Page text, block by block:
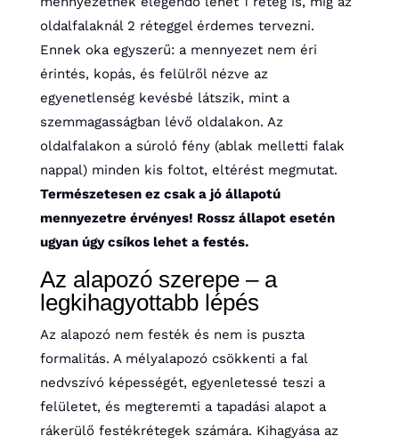
oldalfalaknál 2 réteggel érdemes tervezni.
Ennek oka egyszerű: a mennyezet nem éri
érintés, kopás, és felülről nézve az
egyenetlenség kevésbé látszik, mint a
szemmagasságban lévő oldalakon. Az
oldalfalakon a súroló fény (ablak melletti falak
nappal) minden kis foltot, eltérést megmutat.
Természetesen ez csak a jó állapotú
mennyezetre érvényes! Rossz állapot esetén
ugyan úgy csíkos lehet a festés.
Az alapozó szerepe – a
legkihagyottabb lépés
Az alapozó nem festék és nem is puszta
formalitás. A mélyalapozó csökkenti a fal
nedvszívó képességét, egyenletessé teszi a
felületet, és megteremti a tapadási alapot a
rákerülő festékrétegek számára. Kihagyása az